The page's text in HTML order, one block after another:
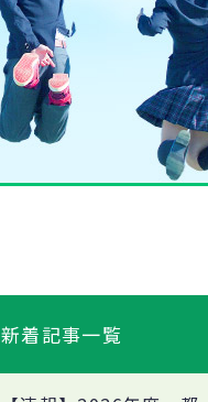
新着記事一覧